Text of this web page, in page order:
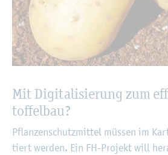
Mit Di­gi­ta­li­sie­rung zum
tof­fel­bau?
Pflan­zen­schutz­mit­tel müs­sen im
tiert wer­den. Ein FH-Pro­jekt will